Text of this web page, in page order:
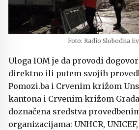
Foto: Radio Slobodna
Uloga IOM je da provodi
direktno ili putem svojih
Pomozi.ba i Crvenim križom
kantona i Crvenim križom
doznačena sredstva
organizacijama: UNHCR,